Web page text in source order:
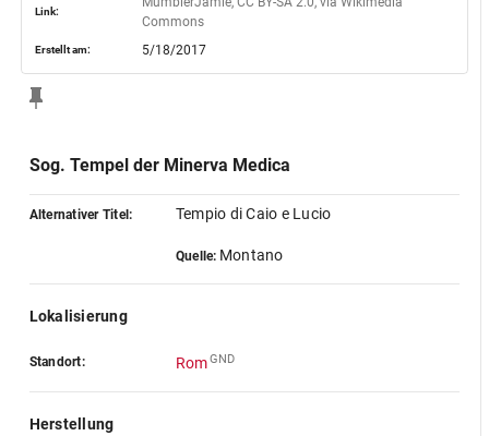
Link:
Commons
Erstellt am: 5/18/2017
Sog. Tempel der Minerva Medica
Alternativer Titel: Tempio di Caio e Lucio
Quelle: Montano
Lokalisierung
Standort: RomGND
Herstellung